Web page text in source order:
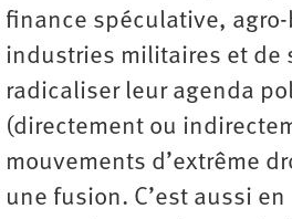
finance spéculative,
industries militaires et de
radicaliser leur agenda
(directement ou
mouvements d’extrême
une fusion. C’est aussi